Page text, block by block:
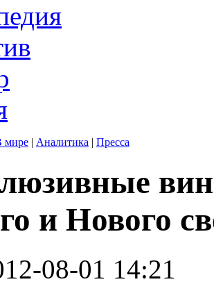
мире | Аналитика | Пресса
и Нового
08-01 14:21